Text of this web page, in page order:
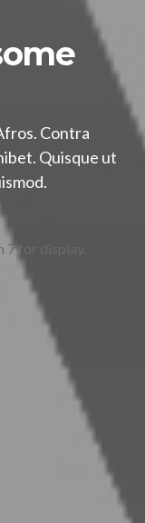
Contra
Quisque ut
for display.